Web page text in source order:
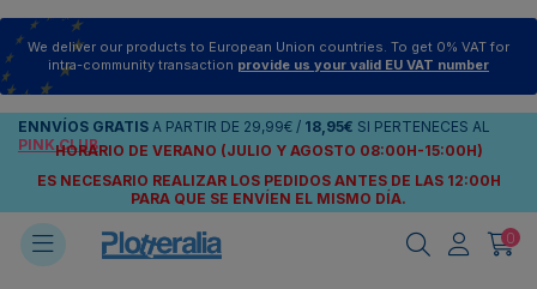
We deliver our products to European Union countries. To get 0% VAT for
intra-community transaction provide us your valid EU VAT number
ENNVÍOS GRATIS A PARTIR DE 29,99€ / 18,95€ SI PERTENECES AL
PINK CLUB
HORARIO DE VERANO (JULIO Y AGOSTO 08:00H-15:00H)
ES NECESARIO REALIZAR LOS PEDIDOS ANTES DE LAS 12:00H
PARA QUE SE ENVÍEN EL MISMO DÍA.
0